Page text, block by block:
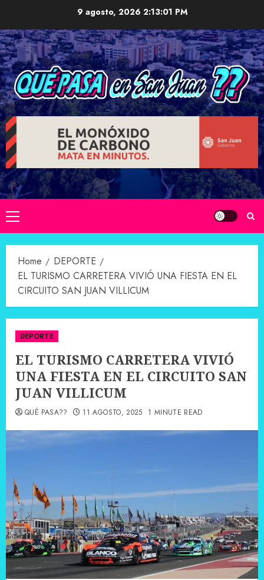
content
9 agosto, 2026 2:13:02 PM
Primary
Menu
Home
DEPORTE
EL TURISMO CARRETERA VIVIÓ UNA FIESTA EN EL
CIRCUITO SAN JUAN VILLICUM
DEPORTE
EL TURISMO CARRETERA VIVIÓ
UNA FIESTA EN EL CIRCUITO SAN
JUAN VILLICUM
QUÉ PASA?? 11 AGOSTO, 2025 1 MINUTE READ